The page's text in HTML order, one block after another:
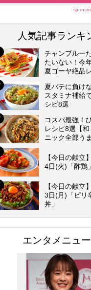
人気記事ランキ
チャンプルー
たいない！今
夏ゴーヤ絶品
夏バテに負け
スタミナ補給
シピ8選
コスパ最強！
レシピ8選【
ニック全部うま
【今日の献立
4日(火)「酢鶏」
【今日の献立
3日(月)「ピリ
丼」
エンタメニュ